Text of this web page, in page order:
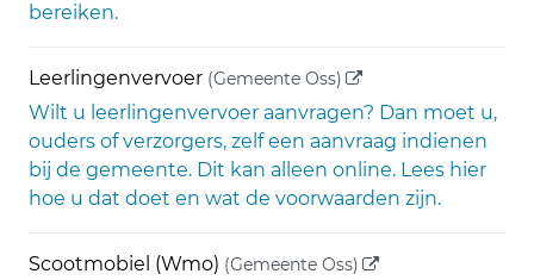
bereiken.
Leerlingenvervoer (Gemeente Oss) (externe link)
Wilt u leerlingenvervoer aanvragen? Dan moet u,
ouders of verzorgers, zelf een aanvraag indienen
bij de gemeente. Dit kan alleen online. Lees hier
hoe u dat doet en wat de voorwaarden zijn.
Scootmobiel (Wmo) (Gemeente Oss) (externe link)